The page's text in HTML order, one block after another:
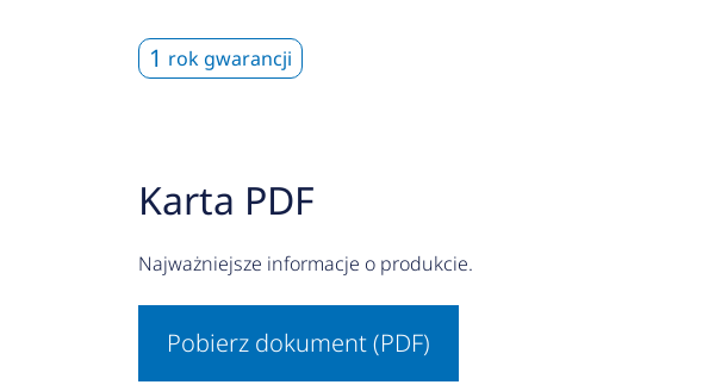
1 rok gwarancji
Karta PDF
Najważniejsze informacje o produkcie.
Pobierz dokument (PDF)